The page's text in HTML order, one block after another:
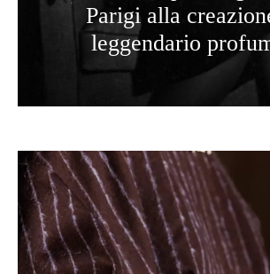
Parigi alla
leggendario